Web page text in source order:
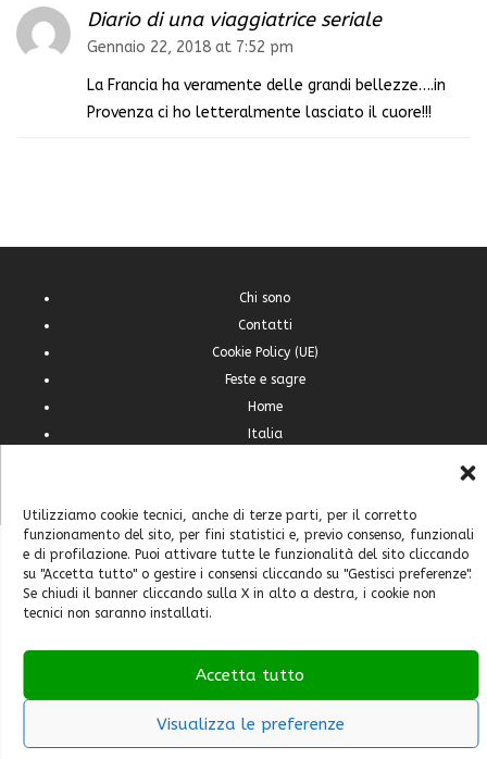
Utilizziamo cookie tecnici, anche di terze parti, per il corretto
funzionamento del sito, per fini statistici e, previo consenso, funzionali
e di profilazione. Puoi attivare tutte le funzionalità del sito cliccando
su "Accetta tutto" o gestire i consensi cliccando su "Gestisci preferenze".
Se chiudi il banner cliccando sulla X in alto a destra, i cookie non
tecnici non saranno installati.
Accetta tutto
Visualizza le preferenze
Diario di una viaggiatrice seriale
Gennaio 22, 2018 at 7:52 pm
La Francia ha veramente delle grandi bellezze….in
Provenza ci ho letteralmente lasciato il cuore!!!
Chi sono
Contatti
Cookie Policy (UE)
Feste e sagre
Home
Italia